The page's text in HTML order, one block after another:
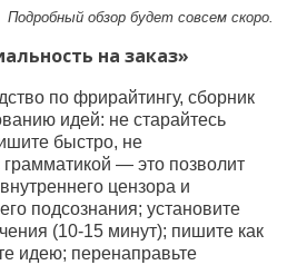
Подробный обзор будет совсем скоро.
на заказ»
по фрирайтингу, сборник
идей: не старайтесь
быстро, не
грамматикой — это позволит
цензора и
подсознания; установите
(10-15 минут); пишите как
идею; перенаправьте